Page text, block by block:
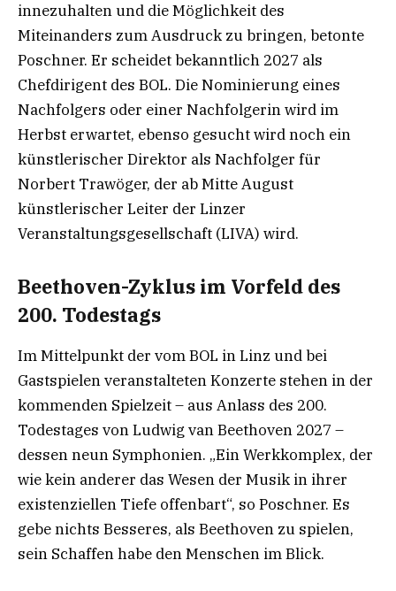
innezuhalten und die Möglichkeit des
Miteinanders zum Ausdruck zu bringen, betonte
Poschner. Er scheidet bekanntlich 2027 als
Chefdirigent des BOL. Die Nominierung eines
Nachfolgers oder einer Nachfolgerin wird im
Herbst erwartet, ebenso gesucht wird noch ein
künstlerischer Direktor als Nachfolger für
Norbert Trawöger, der ab Mitte August
künstlerischer Leiter der Linzer
Veranstaltungsgesellschaft (LIVA) wird.
Beethoven-Zyklus im Vorfeld des
200. Todestags
Im Mittelpunkt der vom BOL in Linz und bei
Gastspielen veranstalteten Konzerte stehen in der
kommenden Spielzeit – aus Anlass des 200.
Todestages von Ludwig van Beethoven 2027 –
dessen neun Symphonien. „Ein Werkkomplex, der
wie kein anderer das Wesen der Musik in ihrer
existenziellen Tiefe offenbart“, so Poschner. Es
gebe nichts Besseres, als Beethoven zu spielen,
sein Schaffen habe den Menschen im Blick.